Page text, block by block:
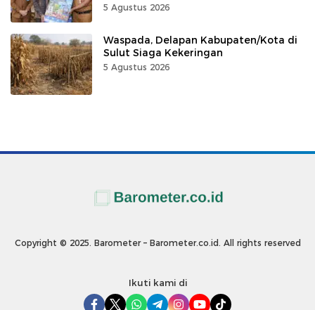
5 Agustus 2026
Waspada, Delapan Kabupaten/Kota di
Sulut Siaga Kekeringan
5 Agustus 2026
Copyright © 2025. Barometer – Barometer.co.id. All rights reserved
Ikuti kami di